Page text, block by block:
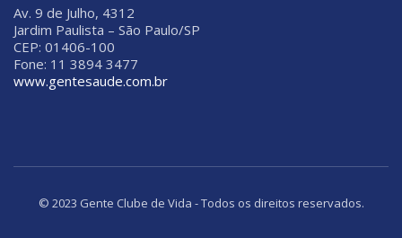
Av. 9 de Julho, 4312
Jardim Paulista – São Paulo/SP
CEP: 01406-100
Fone: 11 3894 3477
www.gentesaude.com.br
© 2023 Gente Clube de Vida - Todos os direitos reservados.